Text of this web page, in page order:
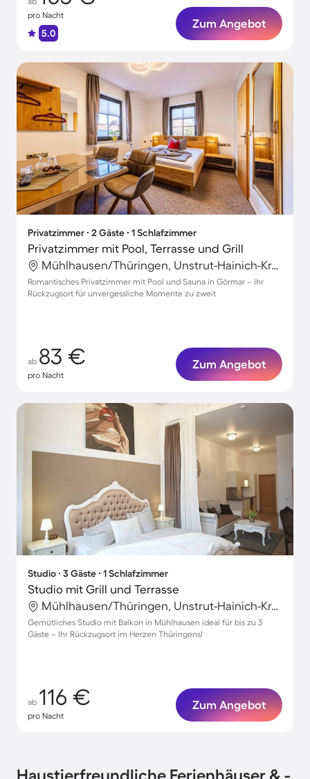
pro Nacht
5.0
Zum Angebot
Privatzimmer ∙ 2 Gäste ∙ 1 Schlafzimmer
Privatzimmer mit Pool, Terrasse und Grill
Mühlhausen/Thüringen, Unstrut-Hainich-Kreis, Deutschland
Romantisches Privatzimmer mit Pool und Sauna in Görmar – Ihr
Rückzugsort für unvergessliche Momente zu zweit
ab 83 €
pro Nacht
Zum Angebot
Studio ∙ 3 Gäste ∙ 1 Schlafzimmer
Studio mit Grill und Terrasse
Mühlhausen/Thüringen, Unstrut-Hainich-Kreis, Deutschland
Gemütliches Studio mit Balkon in Mühlhausen ideal für bis zu 3
Gäste – Ihr Rückzugsort im Herzen Thüringens!
ab 116 €
pro Nacht
Zum Angebot
Haustierfreundliche Ferienhäuser & -